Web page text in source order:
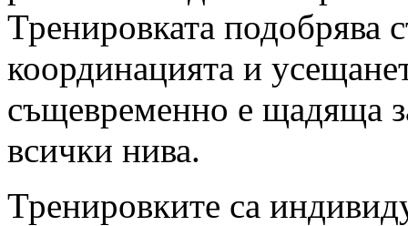
Тренировката подобрява
координацията и
същевременно е щадяща
всички нива.
Тренировките са